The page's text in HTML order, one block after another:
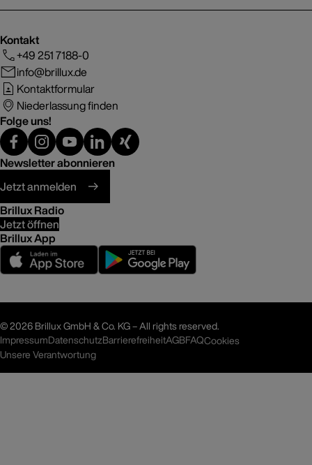
Kontakt
+49 251 7188-0
info@brillux.de
Kontaktformular
Niederlassung finden
Folge uns!
Newsletter abonnieren
Jetzt anmelden
Brillux Radio
Jetzt öffnen
Brillux App
©2026 Brillux GmbH & Co. KG – All rights reserved.
ImpressumDatenschutzBarrierefreiheitAGBFAQCookies
Unsere Verantwortung